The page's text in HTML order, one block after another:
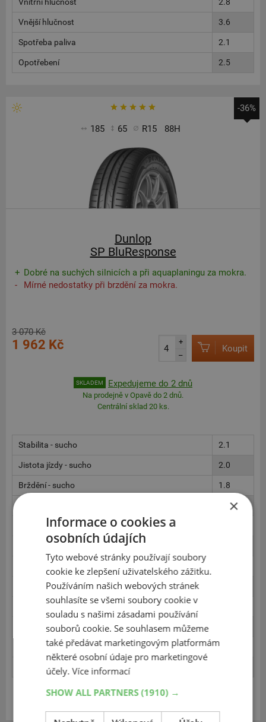
Vnější hlučnost 3.6
Spotřeba paliva 2.1
Opotřebení 2.5
185 65 R15 88H
-36%
Dunlop
SP BluResponse
Dobré na suchých silnicích a při aquaplaningu za mokra.
Mírné nedostatky při brzdění za mokra.
3 070 Kč
1 962 Kč
+
–
Koupit
SKLADEM Expedujeme do 2 dnů
Na prodejně v Opavě do 2 dnů.
Centrální sklad 20 ks.
Stabilita - sucho 2.1
Jistota jízdy - sucho 2.0
Brždění - sucho 1.8
3.0
Akvaplaning podélný - mokro
Akvaplaning příčný - mokro
Ovladatelnost - mokro
Kruh/Boční vedení - mokro
Vnitřní hlučnost
Vnější hlučnost
Spotřeba paliva 2.3
Opotřebení
Zobrazit v eshopu
×
Informace o cookies a
osobních údajích
Tyto webové stránky používají soubory
cookie ke zlepšení uživatelského zážitku.
Používáním našich webových stránek
souhlasíte se všemi soubory cookie v
souladu s našimi zásadami používání
souborů cookie. Se souhlasem můžeme
také předávat marketingovým platformám
některé osobní údaje pro marketingové
účely.Více informací
SHOW ALL PARTNERS(1910) →